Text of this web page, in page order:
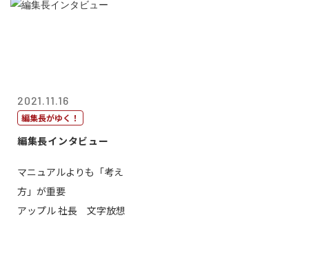
2021.11.16
編集長がゆく！
編集長インタビュー
マニュアルよりも「考え
方」が重要
アップル 社長 文字放想